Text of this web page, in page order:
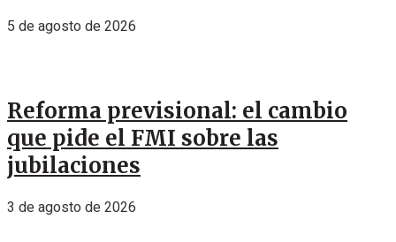
5 de agosto de 2026
Reforma previsional: el cambio
que pide el FMI sobre las
jubilaciones
3 de agosto de 2026